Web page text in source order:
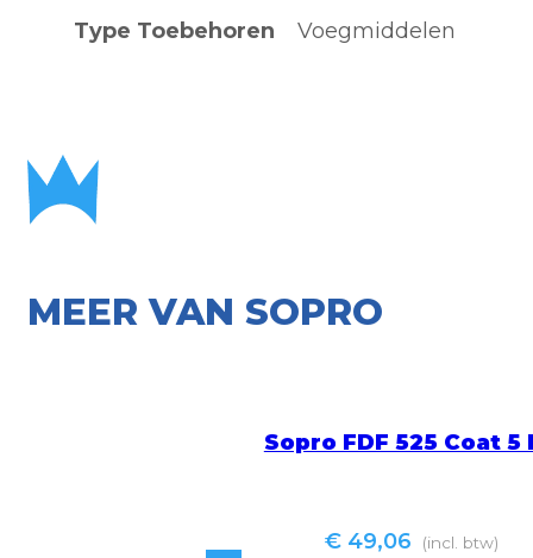
Type Toebehoren Voegmiddelen
MEER VAN SOPRO
Sopro FDF 525 Coat 5
€49,06 (incl. btw)